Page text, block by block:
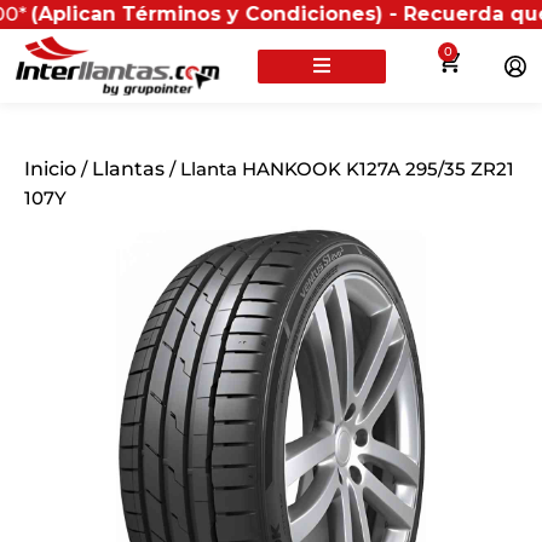
Términos y Condiciones) - Recuerda que si
0
Inicio / Llantas / Llanta HANKOOK K127A 295/35 ZR21
107Y